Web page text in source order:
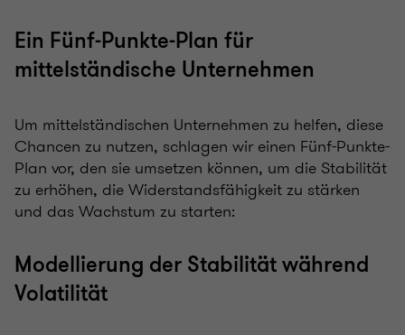
Ein Fünf-Punkte-Plan für
mittelständische Unternehmen
Um mittelständischen Unternehmen zu helfen, diese
Chancen zu nutzen, schlagen wir einen Fünf-Punkte-
Plan vor, den sie umsetzen können, um die Stabilität
zu erhöhen, die Widerstandsfähigkeit zu stärken
und das Wachstum zu starten:
Modellierung der Stabilität während
Volatilität